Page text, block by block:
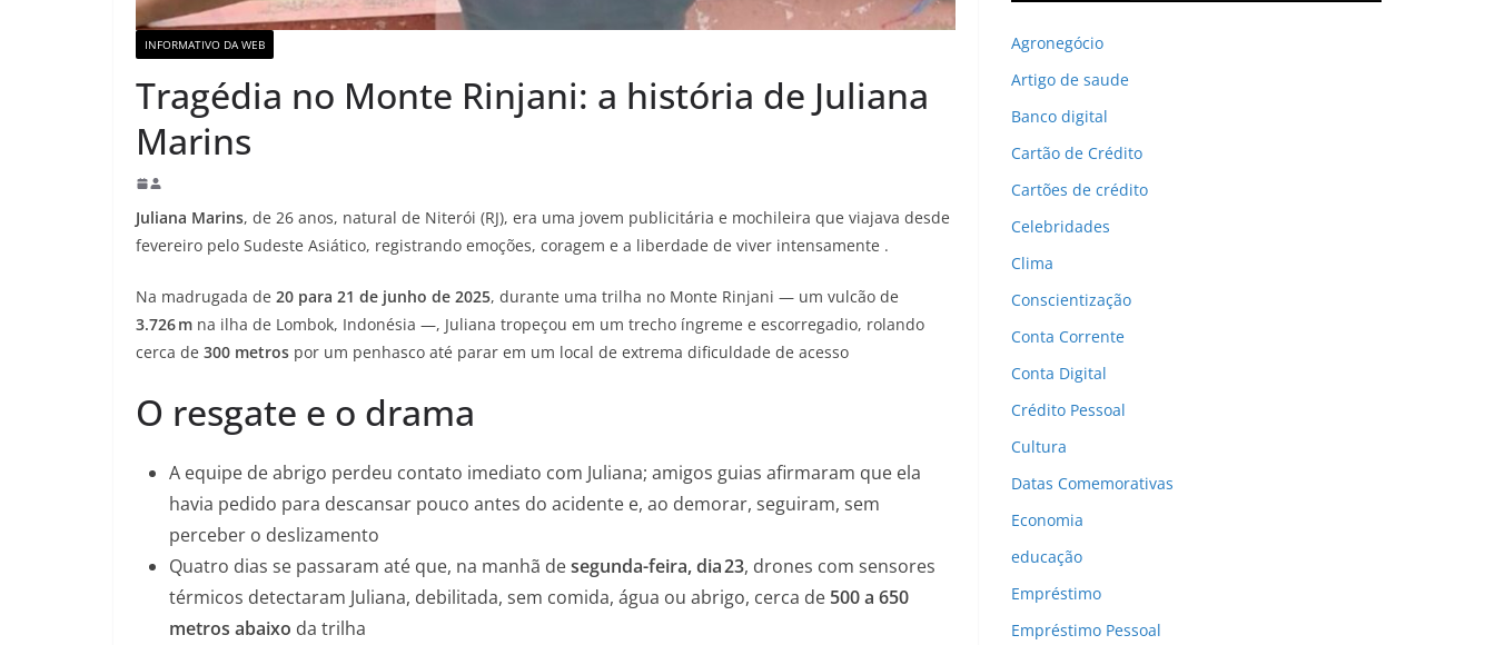
INFORMATIVO DA WEB
Tragédia no Monte Rinjani: a história de Juliana
Marins
Juliana Marins, de 26 anos, natural de Niterói (RJ), era uma jovem publicitária e mochileira que viajava desde
fevereiro pelo Sudeste Asiático, registrando emoções, coragem e a liberdade de viver intensamente .
Na madrugada de 20 para 21 de junho de 2025, durante uma trilha no Monte Rinjani — um vulcão de
3.726 m na ilha de Lombok, Indonésia —, Juliana tropeçou em um trecho íngreme e escorregadio, rolando
cerca de 300 metros por um penhasco até parar em um local de extrema dificuldade de acesso
O resgate e o drama
A equipe de abrigo perdeu contato imediato com Juliana; amigos guias afirmaram que ela
havia pedido para descansar pouco antes do acidente e, ao demorar, seguiram, sem
perceber o deslizamento
Quatro dias se passaram até que, na manhã desegunda-feira, dia 23, drones com sensores
térmicos detectaram Juliana, debilitada, sem comida, água ou abrigo, cerca de 500 a 650
metros abaixo da trilha
Agronegócio
Artigo de saude
Banco digital
Cartão de Crédito
Cartões de crédito
Celebridades
Clima
Conscientização
Conta Corrente
Conta Digital
Crédito Pessoal
Cultura
Datas Comemorativas
Economia
educação
Empréstimo
Empréstimo Pessoal